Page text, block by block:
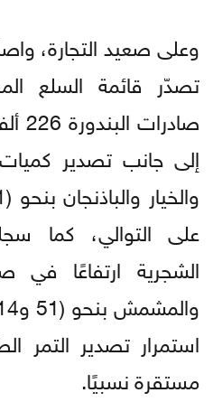
وعلى صعيد التجارة،
تصدّر قائمة السلع
إلى جانب تصدير
على التوالي، كما
الشجرية ارتفاعًا في
استمرار تصدير التمر
مستقرة نسبيًا.